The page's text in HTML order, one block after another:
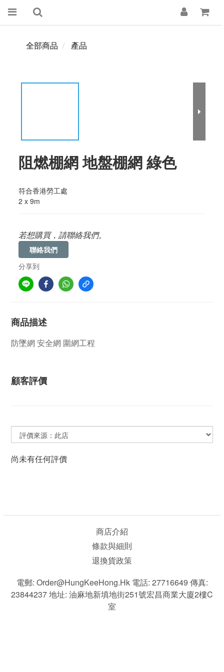
全部商品 產品
阻燃棚網 地盤棚網 綠色
符合香港勞工處
2 x 9m
若想購買，請聯絡我們。
聯絡我們
分享到
商品描述
防墜網 安全網 圍網工程
顧客評價
尚未有任何評價
商店介紹
條款與細則
退換貨政策
電郵: Order@HungKeeHong.hk 電話: 27716649 傳真:
23844237 地址: 油麻地新填地街251號宏昌商業大廈2樓C
室